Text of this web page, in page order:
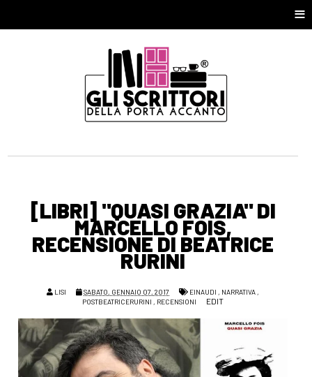
≡
[LIBRI] "QUASI GRAZIA" DI
MARCELLO FOIS,
RECENSIONE DI BEATRICE
RURINI
LISI SABATO, GENNAIO 07, 2017 EINAUDI , NARRATIVA ,
POSTBEATRICERURINI , RECENSIONI EDIT